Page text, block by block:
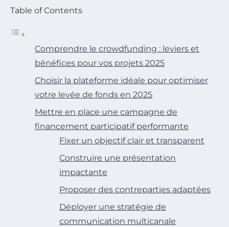
Table of Contents
Comprendre le crowdfunding : leviers et
bénéfices pour vos projets 2025
Choisir la plateforme idéale pour optimiser
votre levée de fonds en 2025
Mettre en place une campagne de
financement participatif performante
Fixer un objectif clair et transparent
Construire une présentation
impactante
Proposer des contreparties adaptées
Déployer une stratégie de
communication multicanale